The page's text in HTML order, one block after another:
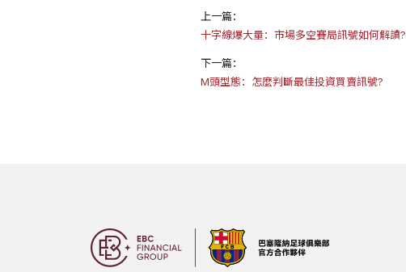
上一篇：
十字線爆大量：市場多空賽局訊號如何解讀?
下一篇：
M頭型態：怎麼判斷最佳投資買賣訊號?